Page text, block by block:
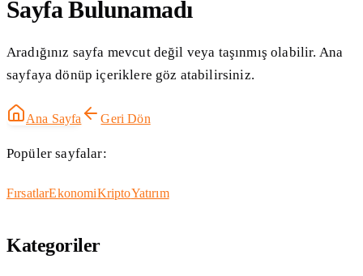
Sayfa Bulunamadı
Aradığınız sayfa mevcut değil veya taşınmış olabilir. Ana
sayfaya dönüp içeriklere göz atabilirsiniz.
Ana Sayfa Geri Dön
Popüler sayfalar:
FırsatlarEkonomiKriptoYatırım
Kategoriler